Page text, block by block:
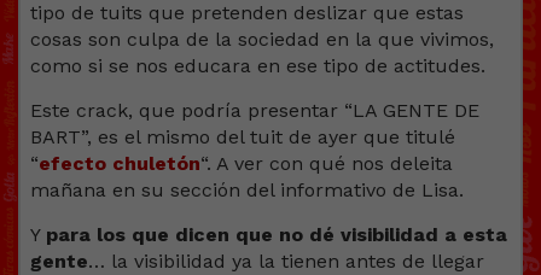
tipo de tuits que pretenden deslizar que estas
cosas son culpa de la sociedad en la que vivimos,
como si se nos educara en ese tipo de actitudes.
Este crack, que podría presentar “LA GENTE DE
BART”, es el mismo del tuit de ayer que titulé
“efecto chuletón“. A ver con qué nos deleita
mañana en su sección del informativo de Lisa.
Y para los que dicen que no dé visibilidad a esta
gente… la visibilidad ya la tienen antes de llegar